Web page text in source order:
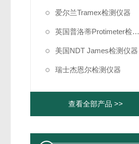
爱尔兰Tramex检测仪器
英国普洛蒂Protimeter检测仪器
美国NDT James检测仪器
瑞士杰恩尔检测仪器
查看全部产品 >>